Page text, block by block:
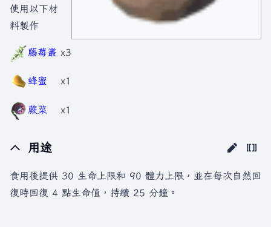
使用以下材
料製作
藤莓叢 x3
蜂蜜 x1
蕨菜 x1
用途
食用後提供 30 生命上限和 90 體力上限，並在每次自然回
復時回復 4 點生命值，持續 25 分鐘。